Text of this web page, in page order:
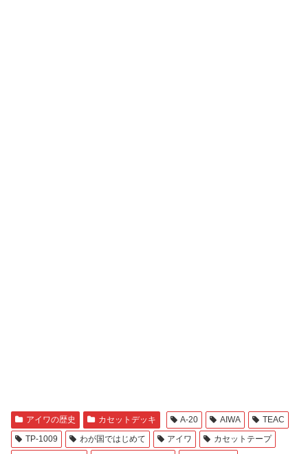
アイワの歴史 カセットデッキ A-20 AIWA
TEAC
TP-1009
わが国ではじめて アイワ
カセットテープ